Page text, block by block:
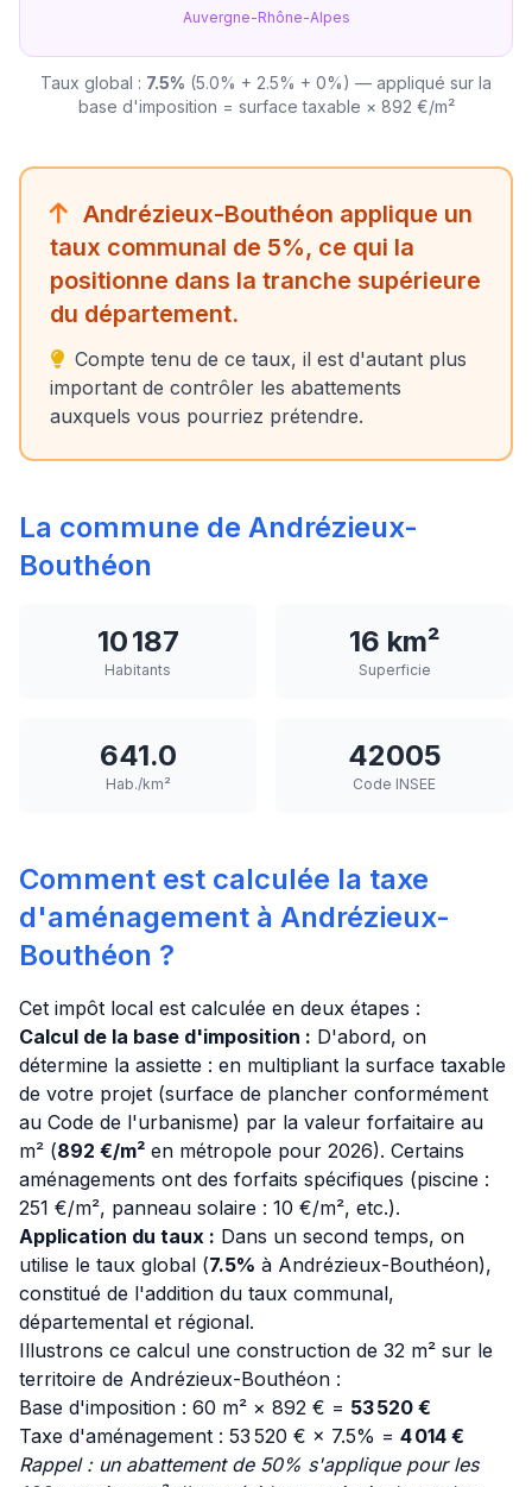
Auvergne-Rhône-Alpes
Taux global : 7.5% (5.0% + 2.5% + 0%) — appliqué sur la
base d'imposition = surface taxable × 892 €/m²
Andrézieux-Bouthéon applique un
taux communal de 5%, ce qui la
positionne dans la tranche supérieure
du département.
Compte tenu de ce taux, il est d'autant plus
important de contrôler les abattements
auxquels vous pourriez prétendre.
La commune de Andrézieux-
Bouthéon
10 187
Habitants
16 km²
Superficie
641.0
Hab./km²
42005
Code INSEE
Comment est calculée la taxe
d'aménagement à Andrézieux-
Bouthéon ?
Cet impôt local est calculée en deux étapes :
Calcul de la base d'imposition : D'abord, on
détermine la assiette : en multipliant la surface taxable
de votre projet (surface de plancher conformément
au Code de l'urbanisme) par la valeur forfaitaire au
m² (892 €/m² en métropole pour 2026). Certains
aménagements ont des forfaits spécifiques (piscine :
251 €/m², panneau solaire : 10 €/m², etc.).
Application du taux : Dans un second temps, on
utilise le taux global (7.5% à Andrézieux-Bouthéon),
constitué de l'addition du taux communal,
départemental et régional.
Illustrons ce calcul une construction de 32 m² sur le
territoire de Andrézieux-Bouthéon :
Base d'imposition : 60 m² × 892 € = 53 520 €
Taxe d'aménagement : 53 520 € × 7.5% = 4 014 €
Rappel : un abattement de 50% s'applique pour les